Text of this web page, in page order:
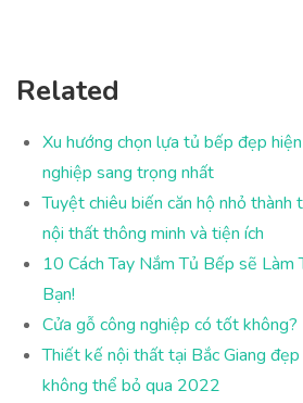
Related
Xu hướng chọn lựa tủ bếp đẹp
nghiệp sang trọng nhất
Tuyệt chiêu biến căn hộ nhỏ thành
nội thất thông minh và tiện ích
10 Cách Tay Nắm Tủ Bếp sẽ
Bạn!
Cửa gỗ công nghiệp có tốt không?
Thiết kế nội thất tại Bắc Giang
không thể bỏ qua 2022